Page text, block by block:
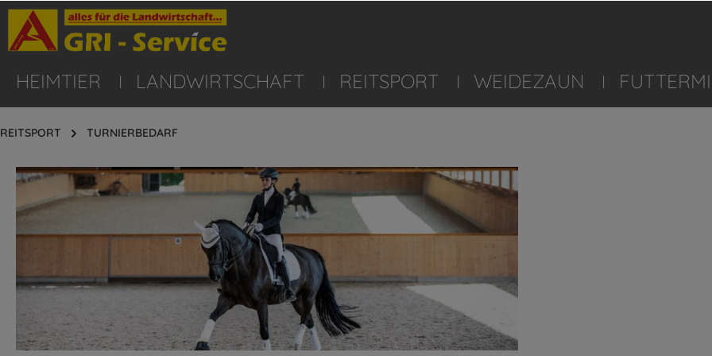
HEIMTIER LANDWIRTSCHAFT REITSPORT WEIDEZAUN
REITSPORT TURNIERBEDARF